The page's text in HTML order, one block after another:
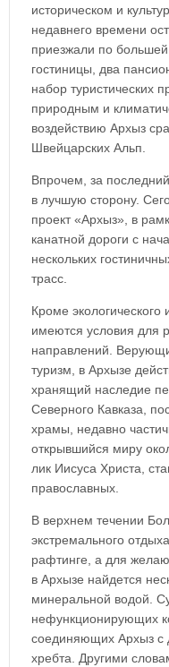
историческом и
недавнего времени
приезжали по
гостиницы, два
набор туристических
природным и
воздействию Архыз
Швейцарских Альп.
Впрочем, за
в лучшую сторону.
проект «Архыз», в
канатной дороги с
нескольких
трасс.
Кроме
имеются условия для
направлений.
туризм, в Архызе
хранящий наследие
Северного Кавказа,
храмы, недавно
открывшийся миру
лик Иисуса Христа,
православных.
В верхнем течении
экстремального
рафтинге, а для
в Архызе найдется
минеральной водой.
нефункционирующих
соединяющих Архыз с
хребта. Другими